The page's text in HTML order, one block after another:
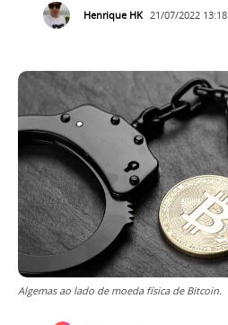
Henrique HK 21/07/2022 13:18
Algemas ao lado de moeda física de Bitcoin.